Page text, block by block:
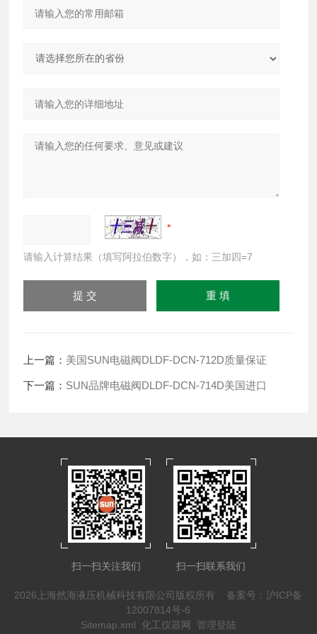
请输入计算结果（填写阿拉伯数字），如：三加四=7
上一篇： 美国SUN电磁阀DLDF-DCN-712D质量保证
下一篇： SUN品牌电磁阀DLDF-DCN-714D美国进口
扫一扫关注我们 扫一扫联系我们
2026上海然海液压机械科技有限公司版权所有 备案号：沪ICP备
12007814号-6
Sitemap.xml 化工仪器网 管理登陆